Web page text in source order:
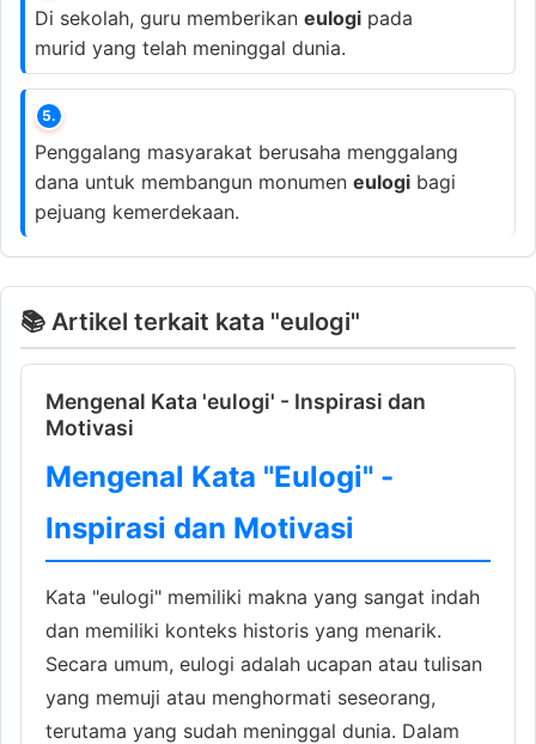
Di sekolah, guru memberikan eulogi pada
murid yang telah meninggal dunia.
5.
Penggalang masyarakat berusaha menggalang
dana untuk membangun monumen eulogi bagi
pejuang kemerdekaan.
📚 Artikel terkait kata "eulogi"
Mengenal Kata 'eulogi' - Inspirasi dan
Motivasi
Mengenal Kata "Eulogi" -
Inspirasi dan Motivasi
Kata "eulogi" memiliki makna yang sangat indah
dan memiliki konteks historis yang menarik.
Secara umum, eulogi adalah ucapan atau tulisan
yang memuji atau menghormati seseorang,
terutama yang sudah meninggal dunia. Dalam